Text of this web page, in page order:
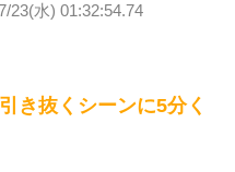
23(水) 01:32:54.74
き抜くシーンに5分く